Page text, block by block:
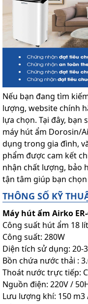
Nếu bạn đang tìm
lượng, website chính
lựa chọn. Tại đây, bạn
máy hút ẩm Dorosin/
dụng trong gia đình,
phẩm được cam kết
nhận chất lượng, bảo
tận tâm giúp bạn
THÔNG SỐ KỸ
Máy hút ẩm Airko ER-
Công suất hút ẩm 18
Công suất: 280W
Diện tích sử dụng: 20-
Bồn chứa nước thải :
Thoát nước trực tiếp:
Nguồn điện: 220V /
Lưu lượng khí: 150 m3